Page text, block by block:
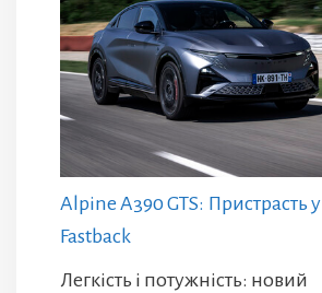
Alpine A390 GTS: Пристрасть
Fastback
Легкість і потужність: новий